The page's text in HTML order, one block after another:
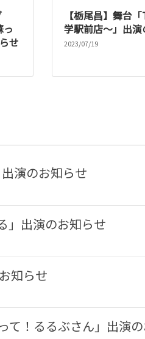
っ
せ
【栃尾昌】舞台
学駅前店〜」出
2023/07/19
演のお知らせ
」出演のお知らせ
知らせ
て！るるぶさん」出演